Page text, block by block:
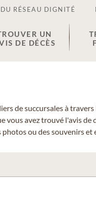
RÉSEAU DIGNITÉ
UN
DE DÉCÈS
de succursales à
avez trouvé l'avis de
ou des souvenirs et